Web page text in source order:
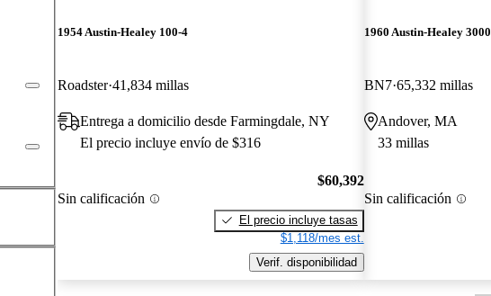
1954 Austin-Healey 100-4
Roadster 41,834 millas
Entrega a domicilio desde Farmingdale, NY
El precio incluye envío de $316
Sin calificación
$60,392
El precio incluye tasas
$1,118/mes est.
Verif. disponibilidad
1960 Austin-Healey 3000
BN7 65,332 millas
Andover, MA
33 millas
Sin calificación